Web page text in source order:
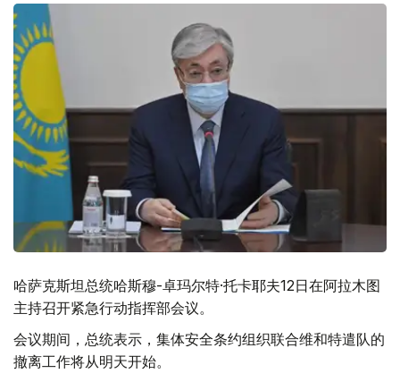
哈萨克斯坦总统哈斯穆-卓玛尔特·托卡耶夫12日在阿拉木图
主持召开紧急行动指挥部会议。
会议期间，总统表示，集体安全条约组织联合维和特遣队的
撤离工作将从明天开始。